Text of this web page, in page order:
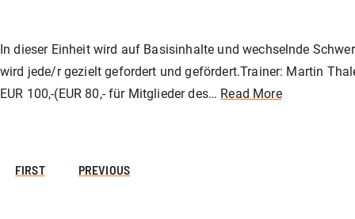
In dieser Einheit wird auf Basisinhalte und wechselnde
wird jede/r gezielt gefordert und gefördert.Trainer: Martin
EUR 100,-(EUR 80,- für Mitglieder des… Read More
FIRST PREVIOUS